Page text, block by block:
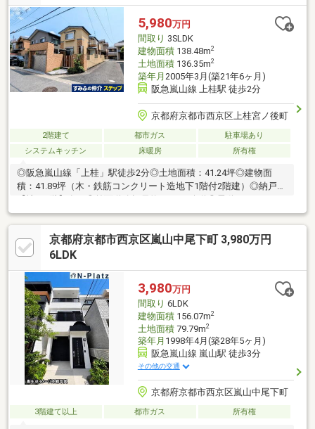
環境・京都市立桂川小学校まで７９０ｍ（徒歩１０分）・京都市
立桂中学校まで６３０ｍ（徒歩８分）
5,980万円
間取り 3SLDK
建物面積138.48m2
土地面積136.35m2
築年月 2005年3月(築21年6ヶ月)
阪急嵐山線 上桂駅 徒歩2分
京都府京都市西京区上桂宮ノ後町
2階建て 都市ガス
駐車場あり
システムキッチン
床暖房 所有権
◎阪急嵐山線「上桂」駅徒歩2分◎土地面積：41.24坪◎建物面
積：41.89坪（木・鉄筋コンクリート造地下1階付2階建）◎納戸
【地下1階】有り◎前面道路幅員約6.0ｍ・公道◎電動シャッター
式駐車場(カーポート有り)※車種による◎電動シャッター式雨戸
【LDK（1カ所）、1階和室（1カ所）、洋室（1カ所）】◎床暖房
有り【LDK（3面）、1階和室（1面）、2階和室（1面）、納戸／地
階（1面）】◎トイレ2ヶ所（1階・2階）有り◎ウォークインクロ
京都府京都市西京区嵐山中尾下町 3,980万円
6LDK
3,980万円
間取り 6LDK
建物面積156.07m2
土地面積79.79m2
築年月 1998年4月(築28年5ヶ月)
阪急嵐山線 嵐山駅 徒歩3分
その他の交通
京都府京都市西京区嵐山中尾下町
3階建て以上 都市ガス 所有権